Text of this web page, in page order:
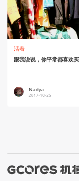
活着
跟我说说，你平常都喜欢
Nadya
2017-10-25